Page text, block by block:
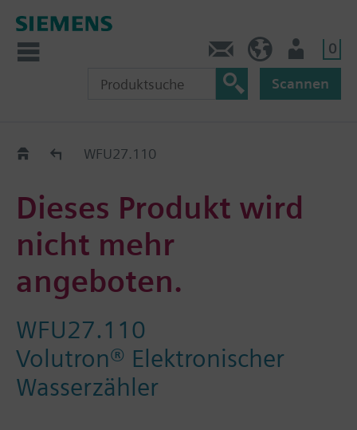
0
Scannen
Old2NewWFU27.110
Dieses Produkt wird
nicht mehr
angeboten.
WFU27.110
Volutron® Elektronischer
Wasserzähler